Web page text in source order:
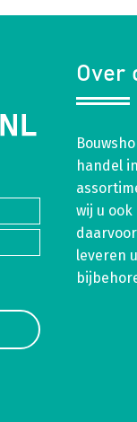
Over
handel
wij u
leveren